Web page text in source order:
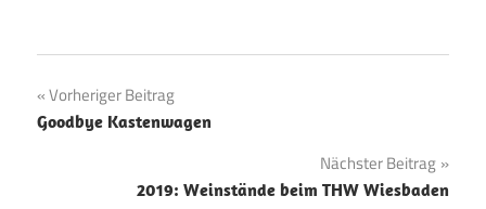
Beitragsnavigation
Vorheriger Beitrag
Goodbye Kastenwagen
Nächster Beitrag
2019: Weinstände beim THW Wiesbaden